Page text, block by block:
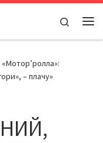
Search
– плачу»